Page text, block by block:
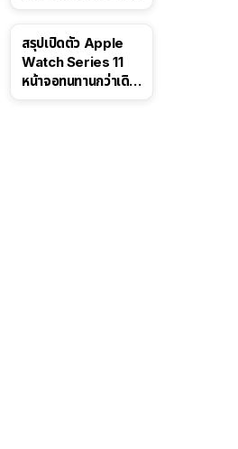
สรุปเปิดตัว Apple
Watch Series 11
หน้าจอทนทานกว่าเดิม